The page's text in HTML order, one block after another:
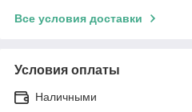
Все условия доставки
Условия оплаты
Наличными